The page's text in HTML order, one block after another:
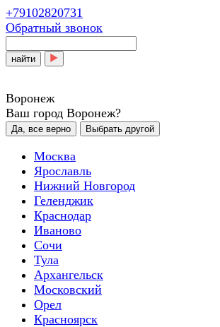
+79102820731
Обратный звонок
найти
Воронеж
Ваш город Воронеж?
Да, все верно Выбрать другой
Москва
Ярославль
Нижний Новгород
Геленджик
Краснодар
Иваново
Сочи
Тула
Архангельск
Московский
Орел
Красноярск